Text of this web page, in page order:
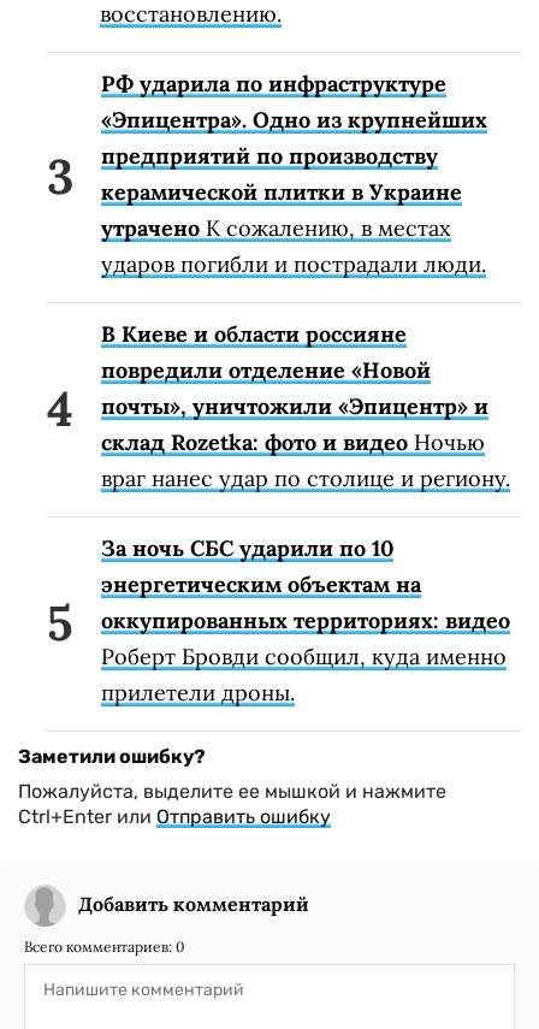
восстановлению.
РФ ударила по инфраструктуре
«Эпицентра». Одно из крупнейших
предприятий по производству
керамической плитки в Украине
утрачено К сожалению, в местах
ударов погибли и пострадали люди.
В Киеве и области россияне
повредили отделение «Новой
почты», уничтожили «Эпицентр» и
склад Rozetka: фото и видео Ночью
враг нанес удар по столице и региону.
За ночь СБС ударили по 10
энергетическим объектам на
оккупированных территориях: видео
Роберт Бровди сообщил, куда именно
прилетели дроны.
Заметили ошибку?
Пожалуйста, выделите ее мышкой и нажмите
Ctrl+Enter или Отправить ошибку
Добавить комментарий
Всего комментариев: 0